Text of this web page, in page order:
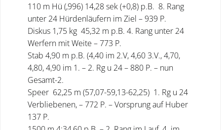
110 m Hü (,996) 14,28 sek (+0,8) p.B. 8. Rang
unter 24 Hürdenläufern im Ziel – 939 P.
Diskus 1,75 kg 45,32 m p.B. 4. Rang unter 24
Werfern mit Weite – 773 P.
Stab 4,90 m p.B. (4,40 im 2.V, 4,60 3.V., 4,70,
4,80, 4,90 im 1. – 2. Rg u 24 – 880 P. – nun
Gesamt-2.
Speer 62,25 m (57,07-59,13-62,25) 1. Rg u 24
Verbliebenen, – 772 P. – Vorsprung auf Huber
137 P.